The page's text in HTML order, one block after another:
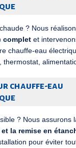
? Nous
complet et
chauffe-eau
thermostat,
chauffe-eau
? Nous assurons
la remise en
pour éviter